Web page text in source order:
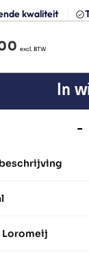
kwaliteit
  excl. BTW
In
-
Loromeij